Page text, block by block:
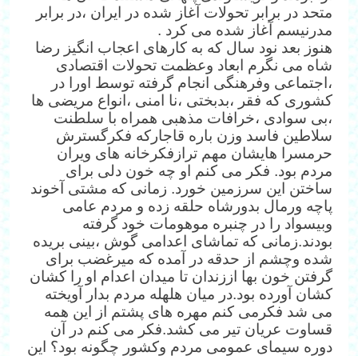
متحد در برابر تحولات آغاز شده در ایران ،در برابر
مدرنیسم آغاز شده می کرد .
هنوز بعد نود سال که به کارهای اعجاب انگیز رضا
شاه می نگرم ابعاد وعظمت تحولات اقتصادی
،اجتماعی وفرهنگی انجام گرفته توسط اورا در
کشوری که فقر ،بدبختی ،نا امنی ،انواع مریضی ها
،بی سوادی ،خرافات مذهبی همراه با سلطنت
سلاطین فاسد وزن باره قاجارکه فکرگسترش
حرمسرا هایشان مهم ترازفکرخانه های ویران
مردم بود. فکر می کنم او چه خون دلی برای
ساختن این سرزمین خورد. زمانی که مشتی آخوند
پاچه ورمال بدورشاه حلقه زده و مردم عامی
وبیسواد را در چنبره موهومات خود گرفته
بودند.زمانی که تماشای اعدامی گوش ،بینی بریده
شده وچشم از حدقه در آمده که میرغضب برای
گرفتن خون بها اززندان تا میدان اعدام او را کشان
کشان آورده بود.در میان هلهله مردم بدار آویخته
می شد فکرمی کنم مهره های پشتم از این همه
قساوت عریان تیر می کشد.فکر می کنم در آن
دوره سیمای عمومی مردم وکشور چگونه بود؟ این